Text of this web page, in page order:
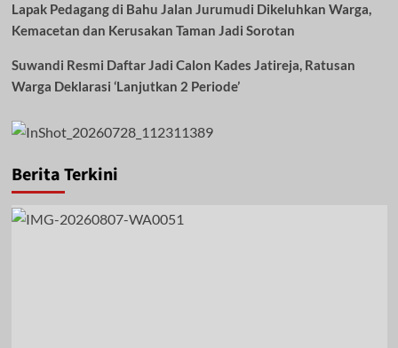
Lapak Pedagang di Bahu Jalan Jurumudi Dikeluhkan Warga,
Kemacetan dan Kerusakan Taman Jadi Sorotan
Suwandi Resmi Daftar Jadi Calon Kades Jatireja, Ratusan
Warga Deklarasi ‘Lanjutkan 2 Periode’
Berita Terkini